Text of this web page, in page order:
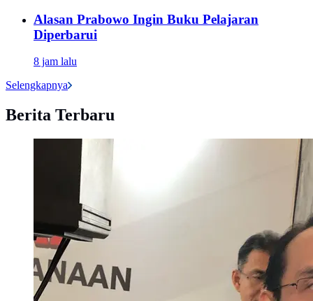
Alasan Prabowo Ingin Buku Pelajaran
Diperbarui
8 jam lalu
Selengkapnya
Berita Terbaru